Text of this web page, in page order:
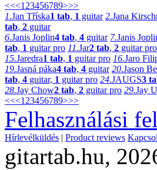
<<<1 23456789>>>
1.Jan Tříska1 tab, 1 guitar 2.Jana
tab, 2 guitar
6.Janis Joplin4 tab, 4 guitar 7.Janis
tab, 1 guitar pro 11.Jar2 tab, 2 guitar pro
15.Jaredra1 tab, 1 guitar pro 16.Jaro
19.Jasná páka4 tab, 4 guitar 20.Jason
tab, 4 guitar, 1 guitar pro 24.JAUGS3
28.Jay Chow2 tab, 2 guitar pro 29.Jay
<<<1 23456789>>>
Felhasználási
Hírlevélküldés | Product reviews
gitartab.hu,